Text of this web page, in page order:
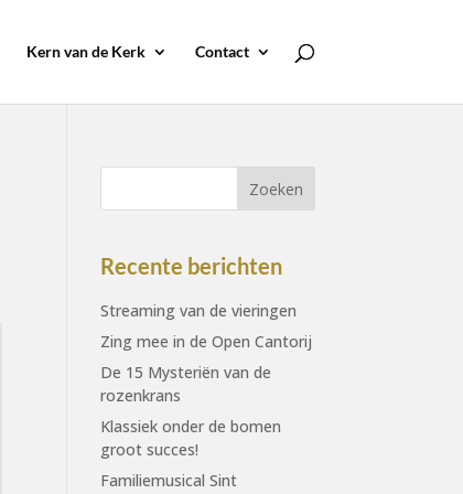
Kern van de Kerk Contact
Recente berichten
Streaming van de vieringen
Zing mee in de Open Cantorij
De 15 Mysteriën van de
rozenkrans
Klassiek onder de bomen
groot succes!
Familiemusical Sint